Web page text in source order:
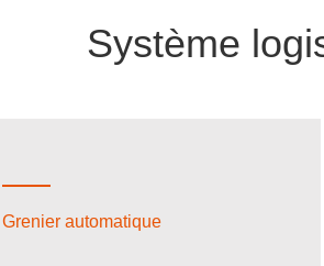
Système
Grenier automatique